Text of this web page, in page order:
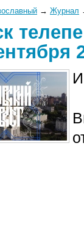
→ Журнал